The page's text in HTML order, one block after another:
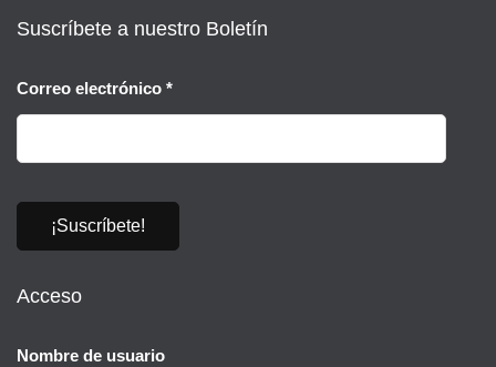
Suscríbete a nuestro Boletín
Correo electrónico *
Acceso
Nombre de usuario